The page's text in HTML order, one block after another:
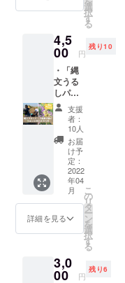
ださ
援者様
に以下
もお送
りしま
す。 ・
お礼の
メール
・進捗
報告
メール
（2021
年12月
～2022
年4月
月2回程
2022年
2月開催
ンライ
ン交流
会（希
仕上げ
をかけ
て丁寧
に作っ
ていま
すの
で、大
量生産
はでき
ませ
ん。無
塗装な
ので、
使うこ
とで
コー
油がな
じみオ
りが出
てくる
届けし
ます。
ご自分
の好き
な形に
削り出
して完
成させ
てくだ
さい。
削るの
に高度
な技術
を要す
るス
の内側
刳りの
上げて
ありま
暮らし
の道具
やら食
べもの
やら芸
能やら
の研究
と図
解 オ
バケダ
イガ
ク
http://o
bakedai
gaku.ne
t/ ） 天
竺木綿
綿木地
に、1枚
ぬぐい
白生地2
ミョウ
バン
粉、温
度計、
説明
リーフ
レット
自分で
手ぬぐ
いをウ
ルシ染
めをし
てみた
い方用
の初心
者向け
キット
ボウル
があれ
選
択
す
る
4,5
00 円
残り10
・「縄
文うる
しパー
ク」で
植栽活
動＆ウ
ルシの
芽の天
ぷらを
食べる
会 ご
招待！
内
容：
埼玉県
蓮田市
ルシの
木の植
支援
者：
10人
お届
け予
定：
2022
年04
月
詳細を見る
こ
の
リ
タ
ー
ン
を
選
択
す
る
3,0
00 円
残り6